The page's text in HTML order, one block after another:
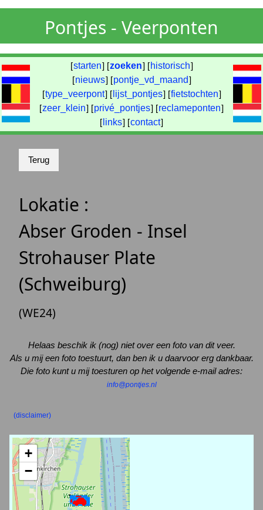
Pontjes - Veerponten
[starten] [zoeken] [ historisch]
[nieuws] [pontje_vd_maand]
[type_veerpont] [ lijst_pontjes] [fietstochten]
[zeer_klein] [privé_pontjes] [reclameponten]
[ links] [contact]
Lokatie :
Abser Groden - Insel
Strohauser Plate
(Schweiburg)
(WE24)
Helaas beschik ik (nog) niet over een foto van dit veer.
Als u mij een foto toestuurt, dan ben ik u daarvoor erg dankbaar.
Die foto kunt u mij toesturen op het volgende e-mail adres:
info@pontjes.nl
(disclaimer)
+
−